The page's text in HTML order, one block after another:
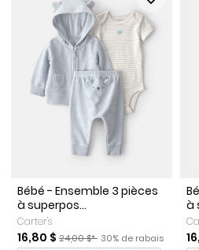
Bébé - Ensemble 3 pièces
à superpos...
Carter's
Prix de solde
16,80 $ Prix ​​de détail suggéré par le
24,00 $* Pourcentage de
30% de rabais
à